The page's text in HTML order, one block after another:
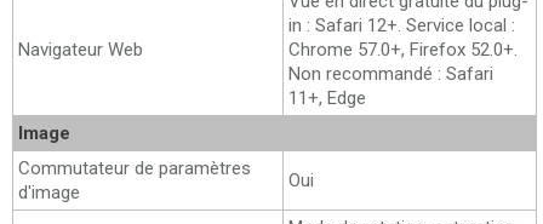
Navigateur Web
in : Safari 12+. Service local :
Chrome 57.0+, Firefox 52.0+.
Non recommandé : Safari
11+, Edge
Image
Commutateur de paramètres
d'image
Oui